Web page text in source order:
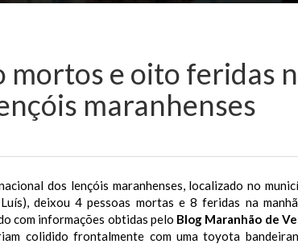
e oito feridas
maranhenses
dos lençóis maranhenses, localizado no
deixou 4 pessoas mortas e 8 feridas na
com informações obtidas pelo Blog Maranhão de
colidido frontalmente com uma toyota